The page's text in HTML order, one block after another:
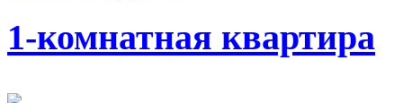
1-комнатная квартира